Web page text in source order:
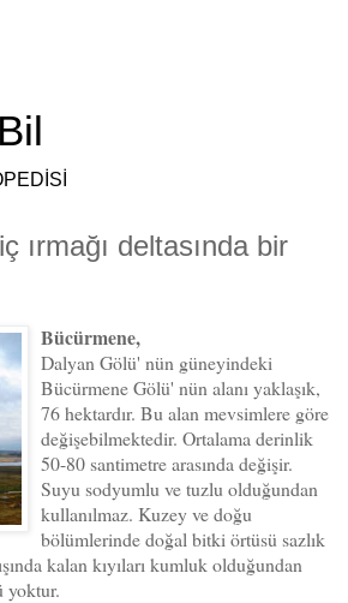
ırmağı deltasında bir
Bücürmene,
Dalyan Gölü' nün güneyindeki
Bücürmene Gölü' nün alanı yaklaşık,
76 hektardır. Bu alan mevsimlere göre
değişebilmektedir. Ortalama derinlik
50-80 santimetre arasında değişir.
Suyu sodyumlu ve tuzlu olduğundan
kullanılmaz. Kuzey ve doğu
bölümlerinde doğal bitki örtüsü sazlık
kalan kıyıları kumluk olduğundan
yoktur.